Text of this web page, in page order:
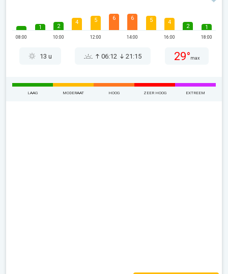
08:00
1 2
10:00
4 5
12:00
6 6
14:00
5 4
16:00
2 1
18:00
13 u 06:12 21:15 29° max
LAAG MODERAAT HOOG ZEER HOOG EXTREEM